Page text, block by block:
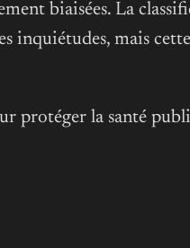
biaisées. La
inquiétudes, mais
protéger la santé